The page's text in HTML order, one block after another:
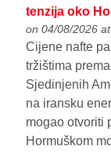
tenzija oko
on 04/08/2026
Cijene nafte
tržištima
Sjedinjenih
na iransku
mogao otvoriti
Hormuškom